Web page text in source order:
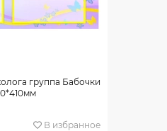
группа Бабочки
В избранное